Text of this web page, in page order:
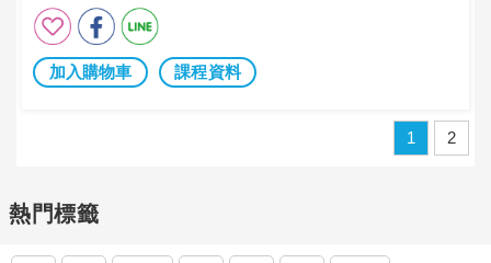
加入購物車 課程資料
1 2
熱門標籤